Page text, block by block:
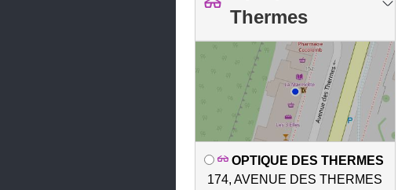
Thermes
OPTIQUE DES THERMES
174, AVENUE DES THERMES